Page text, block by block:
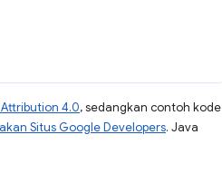
4.0, sedangkan contoh kode
Situs Google Developers. Java